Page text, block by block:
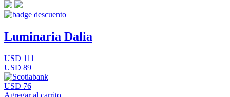
Luminaria Dalia
USD 111
USD 89
USD 76
Agregar al carrito